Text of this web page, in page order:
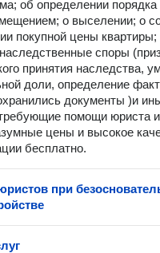
об определении порядка
о выселении; о
покупной цены
споры
принятия наследства,
доли, определение
документы )и
помощи юриста
цены и высокое
бесплатно.
при